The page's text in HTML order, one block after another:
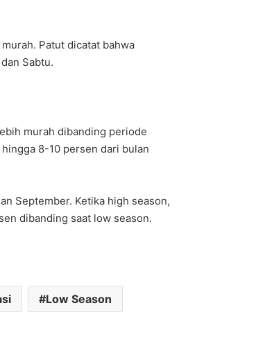
Patut dicatat bahwa
Sabtu.
murah dibanding periode
8-10 persen dari bulan
September. Ketika high season,
dibanding saat low season.
Low Season